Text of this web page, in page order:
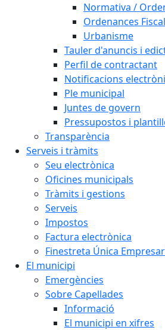
Normativa /
Ordenances
Urbanisme
Tauler d'anuncis i
Perfil de contractant
Notificacions
Ple municipal
Juntes de govern
Pressupostos i
Transparència
Serveis i tràmits
Seu electrònica
Oficines municipals
Tràmits i gestions
Serveis
Impostos
Factura electrònica
Finestreta Única
El municipi
Emergències
Sobre Capellades
Informació
El municipi en xifres